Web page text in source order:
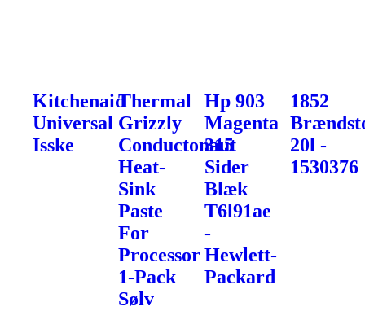
Kitchenaid
Universal
Isske
Thermal
Grizzly
Conductonaut
Heat-
Sink
Paste
For
Processor
1-Pack
Sølv
Hp 903
Magenta
315
Sider
Blæk
T6l91ae
-
Hewlett-
Packard
1852
20l -
1530376